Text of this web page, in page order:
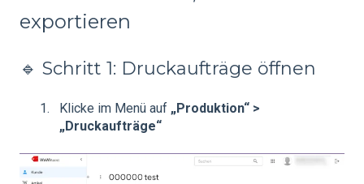
exportieren
🔹 Schritt 1: Druckaufträge öffnen
Klicke im Menü auf „Produktion“ >
„Druckaufträge“